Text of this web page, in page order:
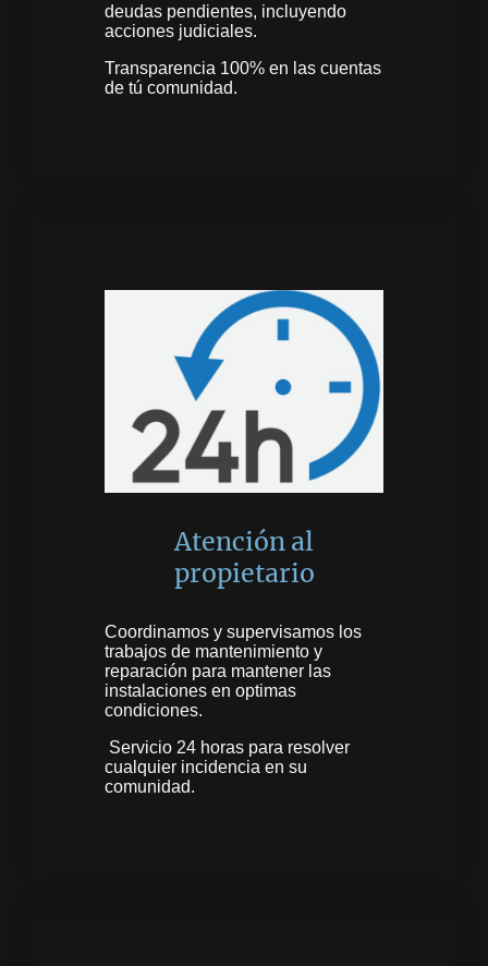
deudas pendientes, incluyendo
acciones judiciales.
Transparencia 100% en las cuentas
de tú comunidad.
Atención al
propietario
Coordinamos y supervisamos los
trabajos de mantenimiento y
reparación para mantener las
instalaciones en optimas
condiciones.
Servicio 24 horas para resolver
cualquier incidencia en su
comunidad.